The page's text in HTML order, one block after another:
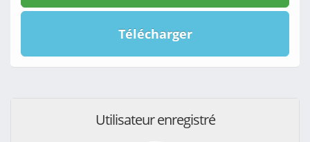
Télécharger
Utilisateur enregistré